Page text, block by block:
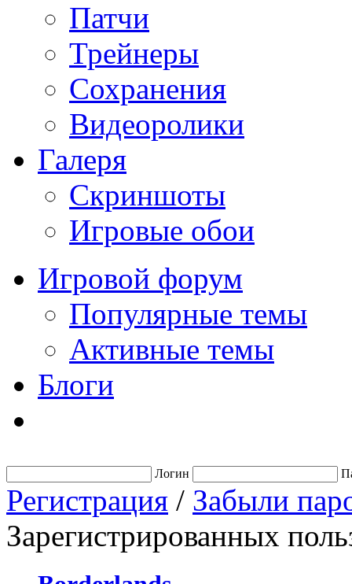
Патчи
Трейнеры
Сохранения
Видеоролики
Галеря
Скриншоты
Игровые обои
Игровой форум
Популярные темы
Активные темы
Блоги
Логин
Регистрация / Забыли
Зарегистрированных